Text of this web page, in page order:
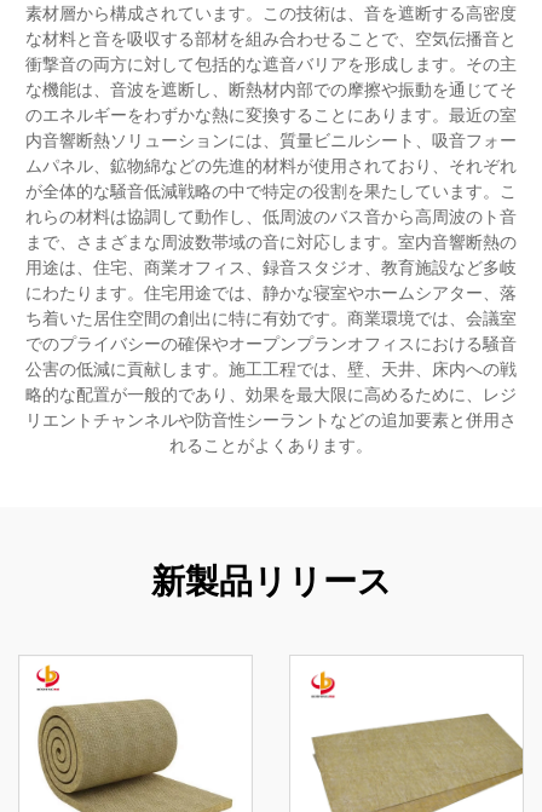
素材層から構成されています。この技術は、音を遮断する高密度
な材料と音を吸収する部材を組み合わせることで、空気伝播音と
衝撃音の両方に対して包括的な遮音バリアを形成します。その主
な機能は、音波を遮断し、断熱材内部での摩擦や振動を通じてそ
のエネルギーをわずかな熱に変換することにあります。最近の室
内音響断熱ソリューションには、質量ビニルシート、吸音フォー
ムパネル、鉱物綿などの先進的材料が使用されており、それぞれ
が全体的な騒音低減戦略の中で特定の役割を果たしています。こ
れらの材料は協調して動作し、低周波のバス音から高周波のト音
まで、さまざまな周波数帯域の音に対応します。室内音響断熱の
用途は、住宅、商業オフィス、録音スタジオ、教育施設など多岐
にわたります。住宅用途では、静かな寝室やホームシアター、落
ち着いた居住空間の創出に特に有効です。商業環境では、会議室
でのプライバシーの確保やオープンプランオフィスにおける騒音
公害の低減に貢献します。施工工程では、壁、天井、床内への戦
略的な配置が一般的であり、効果を最大限に高めるために、レジ
リエントチャンネルや防音性シーラントなどの追加要素と併用さ
れることがよくあります。
新製品リリース